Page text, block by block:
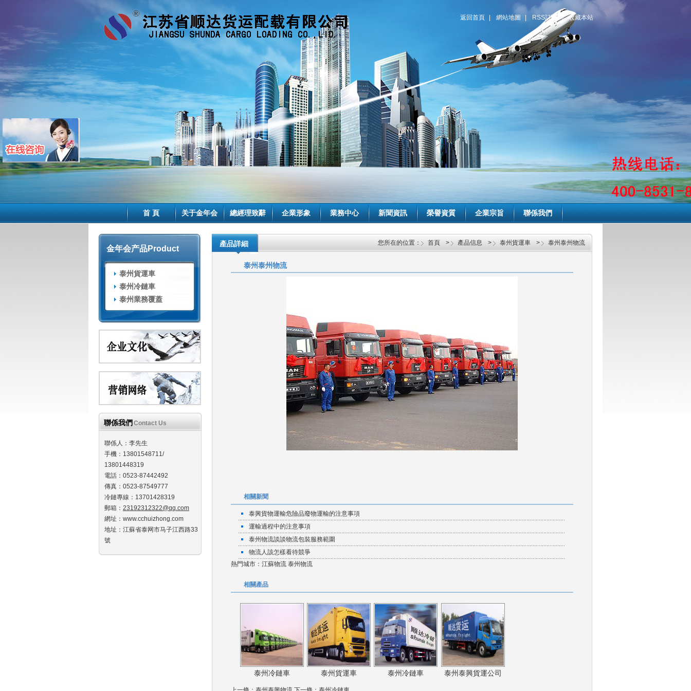
返回首頁 網站地圖 RSS訂閱 | 收藏本站
首 頁 关于金年会 總經理致辭 企業形象 業務中心 新聞資訊 榮譽資質 企業宗旨 聯係我們
金年会产品Product
泰州貨運車
泰州冷鏈車
泰州業務覆蓋
聯係我們 Contact Us
聯係人：李先生
手機：13801548711/
13801448319
電話：0523-87442492
傳真：0523-87549777
冷鏈專線：13701428319
郵箱： 23192312322@qq.com
網址：www.cchuizhong.com
地址：江蘇省泰网市马子江西路33
號
您所在的位置： 首頁 > 產品信息 > 泰州貨運車 > 泰州泰州物流
產品詳細
泰州泰州物流
相關新聞
泰興貨物運輸危險品廢物運輸的注意事項
運輸過程中的注意事項
泰州物流談談物流包裝服務範圍
物流人該怎樣看待競爭
熱門城市： 江蘇物流 泰州物流
相關產品
泰州冷鏈車 泰州貨運車 泰州冷鏈車 泰州泰興貨運公司